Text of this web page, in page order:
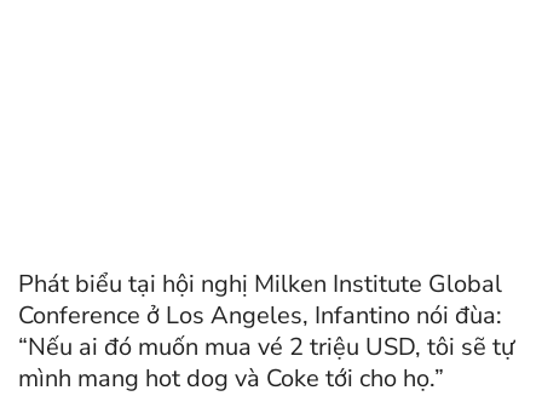
Phát biểu tại hội nghị Milken Institute Global
Conference ở Los Angeles, Infantino nói đùa:
“Nếu ai đó muốn mua vé 2 triệu USD, tôi sẽ tự
mình mang hot dog và Coke tới cho họ.”